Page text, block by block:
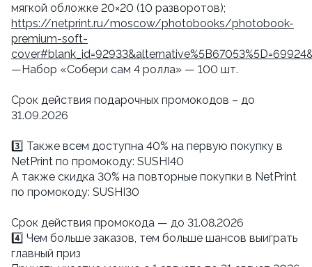
мягкой обложке 20×20 (10 разворотов);
https://netprint.ru/moscow/photobooks/photobook-
premium-soft-
—Набор «Собери сам 4 ролла» — 100 шт.
Срок действия подарочных промокодов – до
31.09.2026
3️⃣ Также всем доступна 40% на первую покупку в
NetPrint по промокоду: SUSHI40
А также скидка 30% на повторные покупки в NetPrint
по промокоду: SUSHI30
Cрок действия промокода — до 31.08.2026
4️⃣ Чем больше заказов, тем больше шансов выиграть
главный приз